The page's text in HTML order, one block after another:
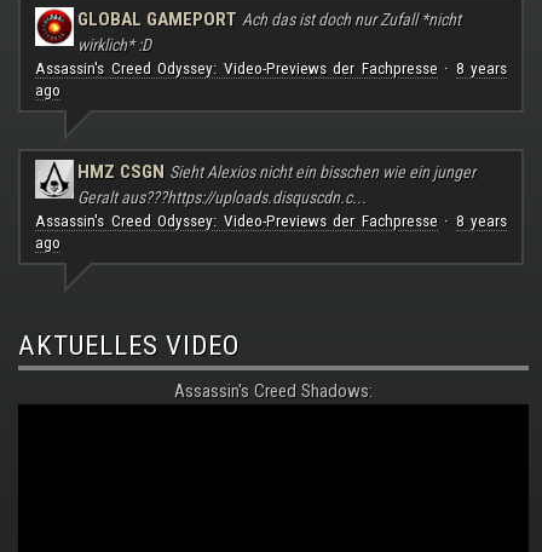
GLOBAL GAMEPORT Ach das ist doch nur Zufall *nicht
wirklich* :D
Assassin's Creed Odyssey: Video-Previews der Fachpresse· 8 years
ago
HMZ CSGN Sieht Alexios nicht ein bisschen wie ein junger
Geralt aus???https://uploads.disquscdn.c...
Assassin's Creed Odyssey: Video-Previews der Fachpresse· 8 years
ago
AKTUELLES VIDEO
Assassin's Creed Shadows: